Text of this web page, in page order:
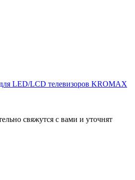
LED/LCD телевизоров KROMAX
свяжутся с вами и уточнят